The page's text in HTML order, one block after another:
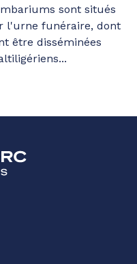
sont situés
l'urne funéraire, dont
être disséminées